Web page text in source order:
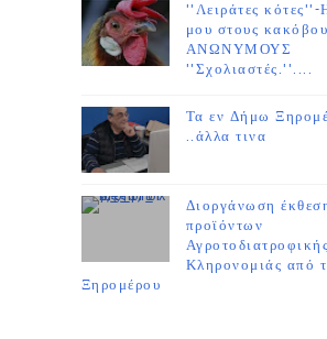
''Λειράτες
μου στους
ΑΝΩΝΥΜΟΥΣ
''Σχολιαστές.''....
Τα εν Δήμω
..άλλα τινα
Διοργάνωση
προϊόντων
Αγροτοδιατροφικής
Κληρονομιάς από
Ξηρομέρου